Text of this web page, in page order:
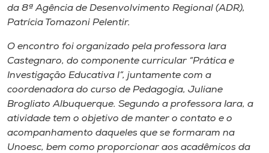
Selecione
da 8ª Agência de Desenvolvimento Regional (ADR),
Patrícia Tomazoni Pelentir.
O encontro foi organizado pela professora Iara
Castegnaro, do componente curricular “Prática e
Investigação Educativa I”, juntamente com a
coordenadora do curso de Pedagogia, Juliane
Brogliato Albuquerque. Segundo a professora Iara, a
atividade tem o objetivo de manter o contato e o
acompanhamento daqueles que se formaram na
Unoesc, bem como proporcionar aos acadêmicos da